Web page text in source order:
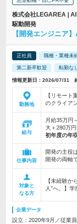
株式会社LEGAREA |
駆動開発
【開発エンジニア
正社員 職種・業種未
第二新卒歓迎 転勤なし
情報更新日：2026/07/31
勤務地
【リモート
のクライア
給与
月給35万円
大＋280万
初年度の年
仕事内容
開発の主役
開発の両軸
対象と
なる方
【未経験か
人”へ。】
企業データ
設立：2020年9月／従業